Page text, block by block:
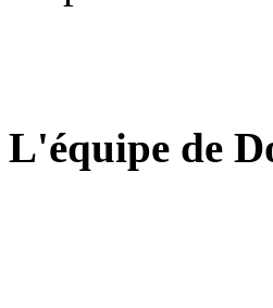
L'équipe de